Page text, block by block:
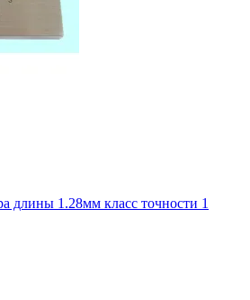
длины 1.28мм класс точности 1